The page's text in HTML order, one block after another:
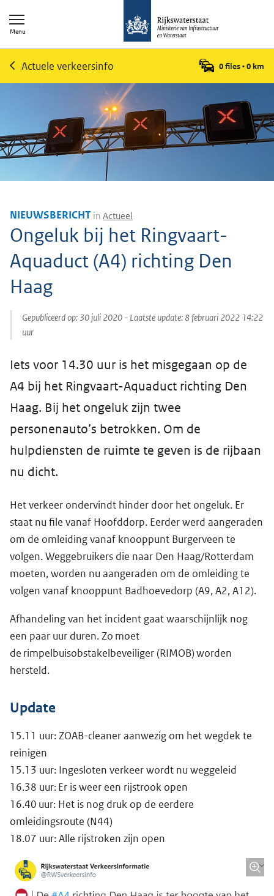
Menu
Actuele verkeersinfo 0 files•0 km
NIEUWSBERICHT in Actueel
Ongeluk bij het Ringvaart-
Aquaduct (A4) richting Den
Haag
Gepubliceerd op: 30 juli 2020 - Laatste update:8 februari 2022 14:22
uur
Iets voor 14.30 uur is het misgegaan op de
A4 bij het Ringvaart-Aquaduct richting Den
Haag. Bij het ongeluk zijn twee
personenauto’s betrokken. Om de
hulpdiensten de ruimte te geven is de rijbaan
nu dicht.
Het verkeer ondervindt hinder door het ongeluk. Er
staat nu file vanaf Hoofddorp. Eerder werd aangeraden
om de omleiding vanaf knooppunt Burgerveen te
volgen. Weggebruikers die naar Den Haag/Rotterdam
moeten, worden nu aangeraden om de omleiding te
volgen vanaf knooppunt Badhoevedorp (A9, A2, A12).
Afhandeling van het incident gaat waarschijnlijk nog
een paar uur duren. Zo moet
de rimpelbuisobstakelbeveiliger (RIMOB) worden
hersteld.
Update
15.11 uur: ZOAB-cleaner aanwezig om het wegdek te
reinigen
15.13 uur: Ingesloten verkeer wordt nu weggeleid
16.38 uur: Er is weer een rijstrook open
16.40 uur: Het is nog druk op de eerdere
omleidingsroute (N44)
18.07 uur: Alle rijstroken zijn open